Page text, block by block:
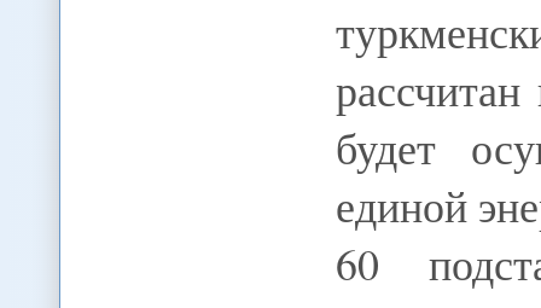
будет
единой
60